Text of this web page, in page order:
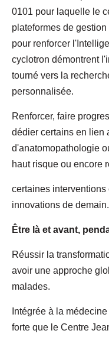
0101 pour laquelle le
plateformes de
pour renforcer
cyclotron démontrent
tourné vers la
personnalisée.
Renforcer, faire
dédier certains en lien
d'anatomopathologie
haut risque ou encore
certaines
innovations de demain.
Être là et avant,
Réussir la
avoir une approche
malades.
Intégrée à la
forte que le Centre